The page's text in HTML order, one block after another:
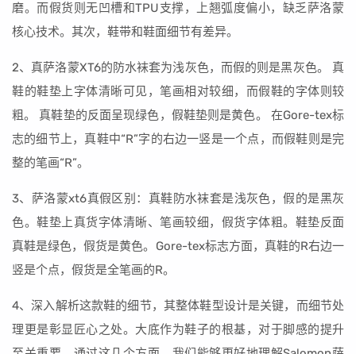
磨。而假货则无凹槽和TPU支撑，上翘弧度偏小，缺乏萨洛蒙
核心技术。其次，鞋带和鞋面细节有差异。
2、真萨洛蒙XT6的防水袜套为浅灰色，而假的则是黑灰色。 真
鞋的鞋垫上字体清晰可见，笔画相对较细，而假鞋的字体则较
粗。 真鞋垫的反面呈现绿色，假鞋垫则是黄色。 在Gore-tex标
志的细节上，真鞋中“R”字的右边一竖是一个点，而假鞋则是完
整的笔画“R”。
3、萨洛蒙xt6真假区别：真鞋防水袜套是浅灰色，假的是黑灰
色。鞋垫上真货字体清晰、笔画较细，假货字体粗。鞋垫反面
真鞋是绿色，假货是黄色。Gore-tex标志方面，真鞋的R右边一
竖是个点，假货是全笔画的R。
4、深入解析这款鞋的细节，其整体鞋型设计是关键，而细节处
理更是彰显匠心之处。大底作为鞋子的根基，对于脚感的提升